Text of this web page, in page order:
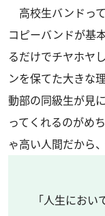
高校生バンドっ
コピーバンドが基
るだけでチヤホヤ
ンを保てた大きな
動部の同級生が見
ってくれるのがめ
ゃ高い人間だから
「人生にお